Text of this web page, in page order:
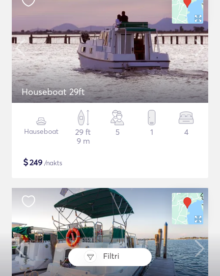
Filtri
Houseboat 29ft
Hauseboat
29 ft
9 m
5 1 4
$249 /nakts